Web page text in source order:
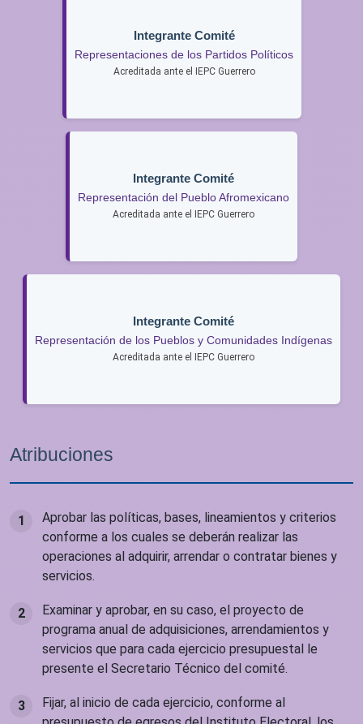
Integrante Comité
Representaciones de los Partidos Políticos
Acreditada ante el IEPC Guerrero
Integrante Comité
Representación del Pueblo Afromexicano
Acreditada ante el IEPC Guerrero
Integrante Comité
Representación de los Pueblos y Comunidades Indígenas
Acreditada ante el IEPC Guerrero
Atribuciones
Aprobar las políticas, bases, lineamientos y criterios
conforme a los cuales se deberán realizar las
operaciones al adquirir, arrendar o contratar bienes y
servicios.
Examinar y aprobar, en su caso, el proyecto de
programa anual de adquisiciones, arrendamientos y
servicios que para cada ejercicio presupuestal le
presente el Secretario Técnico del comité.
Fijar, al inicio de cada ejercicio, conforme al